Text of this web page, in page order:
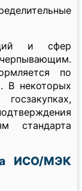
и сфер
по
В некоторых
стандарта
ИСО/МЭК